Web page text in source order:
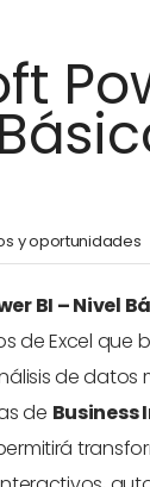
y oportunidades
BI – Nivel
de Excel que
de datos
de Business